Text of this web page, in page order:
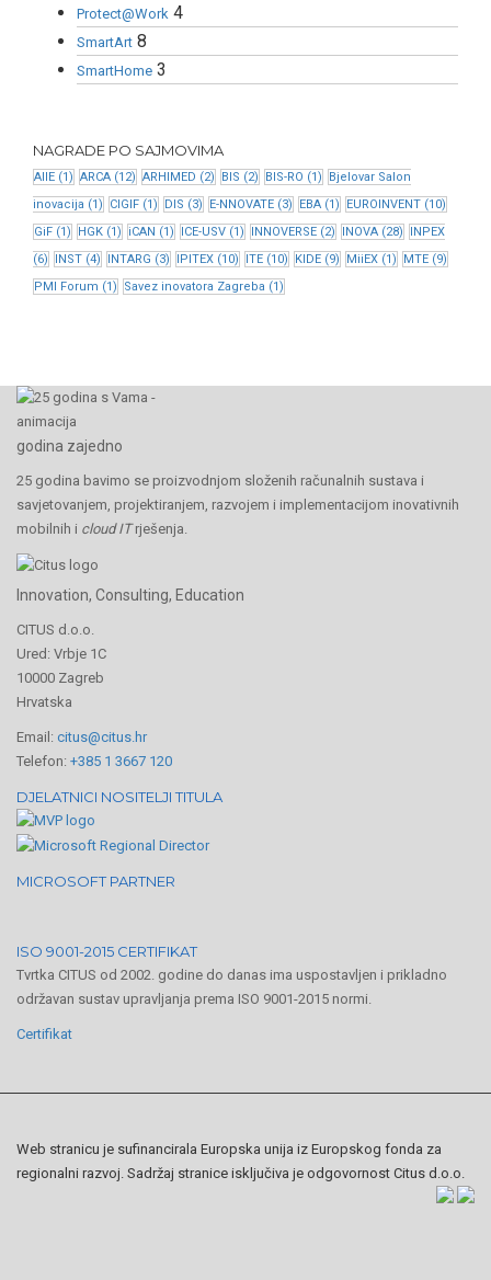
Protect@Work 4
SmartArt 8
SmartHome 3
NAGRADE PO SAJMOVIMA
AIIE (1) ARCA (12) ARHIMED (2) BIS (2) BIS-RO (1)
Bjelovar Salon
inovacija (1) CIGIF (1) DIS (3) E-NNOVATE (3) EBA (1) EUROINVENT (10)
GiF (1) HGK (1) iCAN (1) ICE-USV (1) INNOVERSE (2) INOVA (28)
INPEX
(6)
INST (4) INTARG (3) IPITEX (10) ITE (10) KIDE (9) MiiEX (1) MTE (9)
PMI Forum (1) Savez inovatora Zagreba (1)
godina zajedno
25 godina bavimo se proizvodnjom složenih računalnih sustava i
savjetovanjem, projektiranjem, razvojem i implementacijom inovativnih
mobilnih i cloud ITrješenja.
Innovation, Consulting, Education
CITUS d.o.o.
Ured: Vrbje 1C
10000 Zagreb
Hrvatska
Email: citus@citus.hr
Telefon: +385 1 3667 120
DJELATNICI NOSITELJI TITULA
MICROSOFT PARTNER
ISO 9001-2015 CERTIFIKAT
Tvrtka CITUS od 2002. godine do danas ima uspostavljen i prikladno
održavan sustav upravljanja prema ISO 9001-2015 normi.
Certifikat
Web stranicu je sufinancirala Europska unija iz Europskog fonda za
regionalni razvoj. Sadržaj stranice isključiva je odgovornost Citus d.o.o.